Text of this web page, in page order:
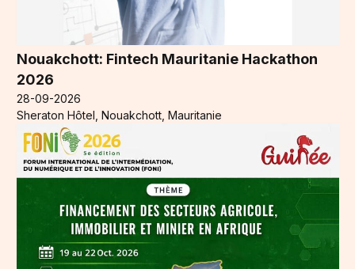
Nouakchott: Fintech Mauritanie Hackathon
2026
28-09-2026
Sheraton Hôtel, Nouakchott, Mauritanie